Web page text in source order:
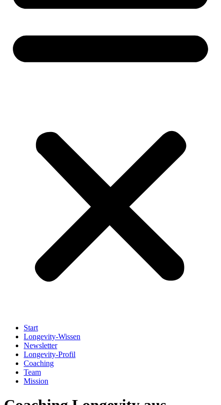
Start
Longevity-Wissen
Newsletter
Longevity-Profil
Coaching
Team
Mission